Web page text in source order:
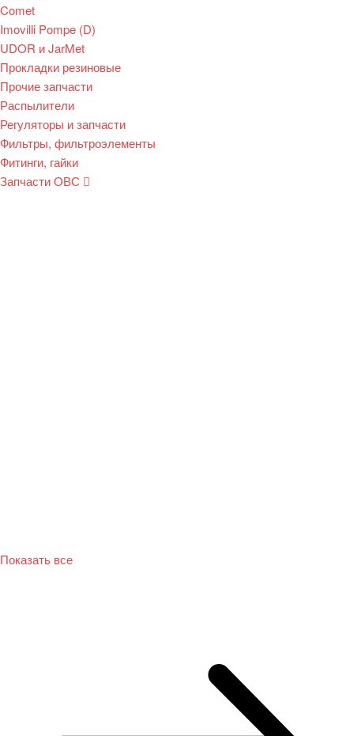
Comet
Imovilli Pompe (D)
UDOR и JarMet
Прокладки резиновые
Прочие запчасти
Распылители
Регуляторы и запчасти
Фильтры, фильтроэлементы
Фитинги, гайки
Запчасти ОВС
Показать все